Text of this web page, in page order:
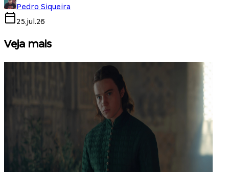
Pedro Siqueira
25.jul.26
Veja mais